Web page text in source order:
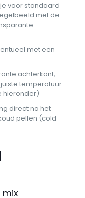
voor standaard
met de
met een
achterkant,
temperatuur
hieronder)
direct na het
pellen (cold